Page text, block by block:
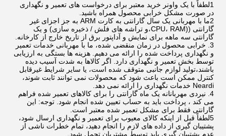
1لطفاً با یک واونر خرید معتبر برای درخواست های تعمیر و نگهداری
در صورت مشکل خرابی محصول همراه باشید.
2ما با مهربانی یک سال گارانتی به کارت ARM به جز اجزای غیر
گارانتی ((CPU، RAM،و تراشه های فلش / ذخیره سازی) و یک
گارانتی سه ماهه برای نمایش و آداپتور برق از تاریخ خارج از کارخانه.
3. خرابی محصول در زمان منقضی شده، ما با مهربانی خدمات تعمیر
و نگهداری پرداخت شده را ارائه می دهیم. هزینه ها بستگی به ارزیابی
توسط بخش تعمیر و نگهداری دارد. اگر کالاها به شدت آسیب دیده
باشند،تولید لوازم جانبی متوقف شده است، یا سایر شرایط غیرقابل
کنترل ممکن است باعث شود که محصولات نمی توانند ثابت شوند،
Neardi خدمات نگهداری را ارائه نمی دهد.
4. نیردی مهربانانه یک ماه گارانتی را برای کالاهای تعمیر شده فراهم
می کند ، پرداخت باید به حساب تعیین شده انجام شود. توجه: این
گارانتی فقط برای مشکل تعمیر شده معتبر است.
5لطفاً قبل از اینکه کالای معیوب برای تعمیر و نگهداری ارسال شود،
پشتیبان گیری از داده های لازم را انجام دهید، تمام خطرات ناشی از
عدم پشتیبان گیری باید توسط مشتریان تحمل شود.